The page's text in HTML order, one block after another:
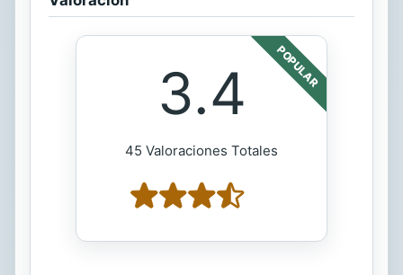
POPULAR
3.4
45 Valoraciones Totales